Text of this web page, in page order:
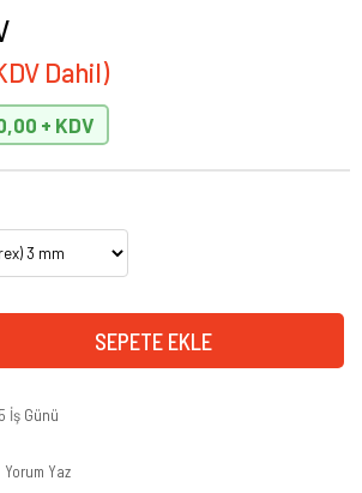
5 İş Günü
Yorum Yaz